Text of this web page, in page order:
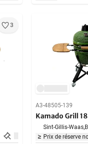
3
A3-48505-139
Kamado Grill
Sint-Gillis-Waas,
Prix de réserve